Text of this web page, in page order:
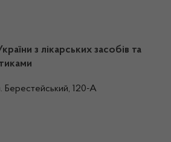
з лікарських засобів та
Берестейський, 120-А